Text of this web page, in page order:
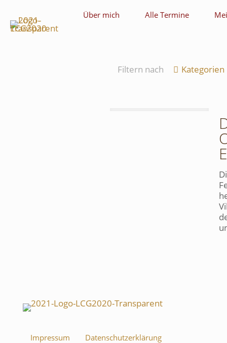
Über mich Alle Termine
Filtern nach Kategorien
Impressum
Datenschutzerklärung